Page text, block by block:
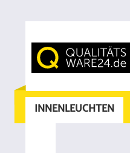
INNENLEUCHTEN